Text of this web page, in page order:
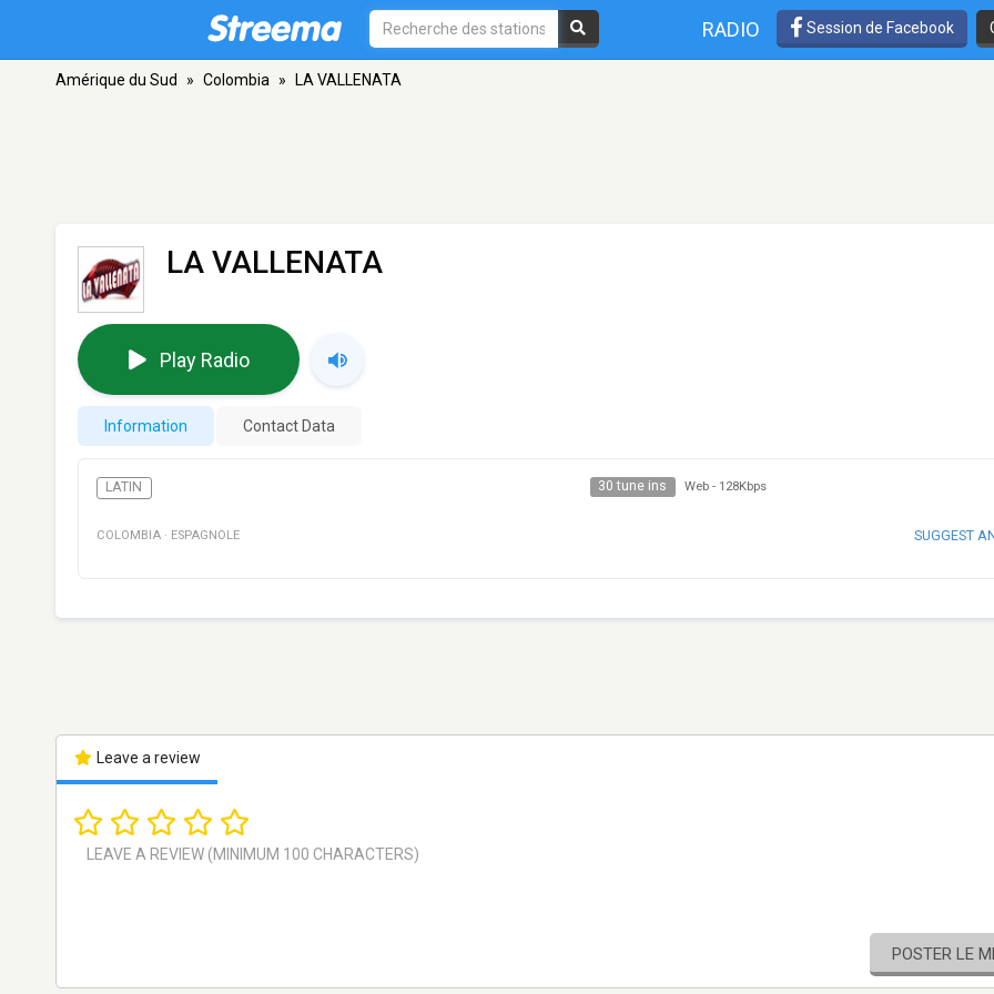
RADIO Session de Facebook
Amérique du Sud » Colombia » LA VALLENATA
LA VALLENATA
Play Radio
Information Contact Data
LATIN 30 tune ins Web - 128Kbps
COLOMBIA · ESPAGNOLE SUGGEST
Leave a review
POSTER LE